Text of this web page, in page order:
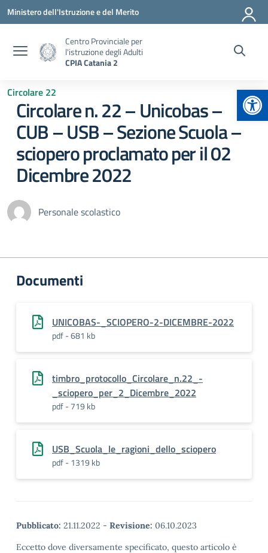
Vai ai contenuti
Vai al menu di navigazione
Vai al footer
Ministero dell'Istruzione e del Merito
Centro Provinciale per
l'istruzione degli Adulti
CPIA Catania 2
Circolare 22
Circolare n. 22 – Unicobas –
CUB – USB – Sezione Scuola –
sciopero proclamato per il 02
Dicembre 2022
Personale scolastico
Documenti
UNICOBAS-_SCIOPERO-2-DICEMBRE-2022
pdf - 681 kb
timbro_protocollo_Circolare_n.22_-
_sciopero_per_2_Dicembre_2022
pdf - 719 kb
USB_Scuola_le_ragioni_dello_sciopero
pdf - 1319 kb
Pubblicato: 21.11.2022 - Revisione: 06.10.2023
Eccetto dove diversamente specificato, questo articolo è